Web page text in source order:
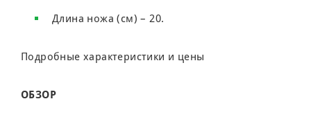
Длина ножа (см) – 20.
Подробные характеристики и цены
ОБЗОР